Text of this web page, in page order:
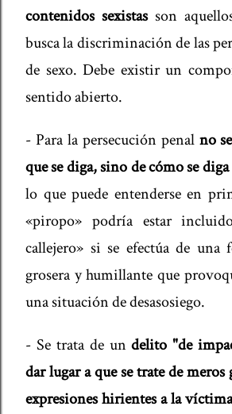
contenidos sexistasson
busca la discriminación de las
de sexo. Debe existir un
sentido abierto.
- Para la persecución penal no
que se diga, sino de cómo se diga
lo que puede entenderse en
«piropo» podría estar
callejero» si se efectúa de una
grosera y humillante que
una situación de desasosiego.
- Se trata de undelito "de
dar lugar a que se trate de meros
expresiones hirientes a la víctima